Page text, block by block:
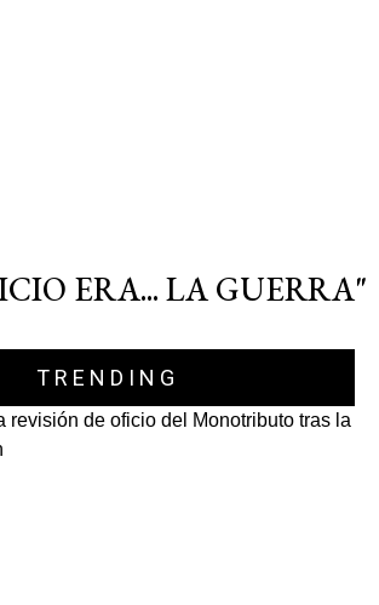
ERA... LA GUERRA"
TRENDING